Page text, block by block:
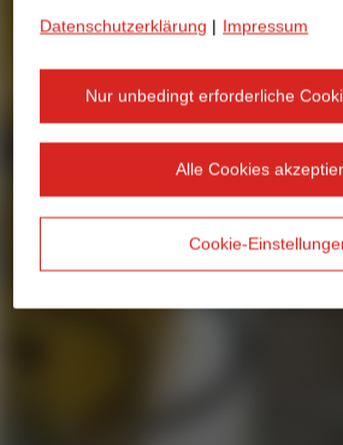
Datenschutzerklärung | Impressum
Nur unbedingt erforderliche
Alle Cookies
Cookie-